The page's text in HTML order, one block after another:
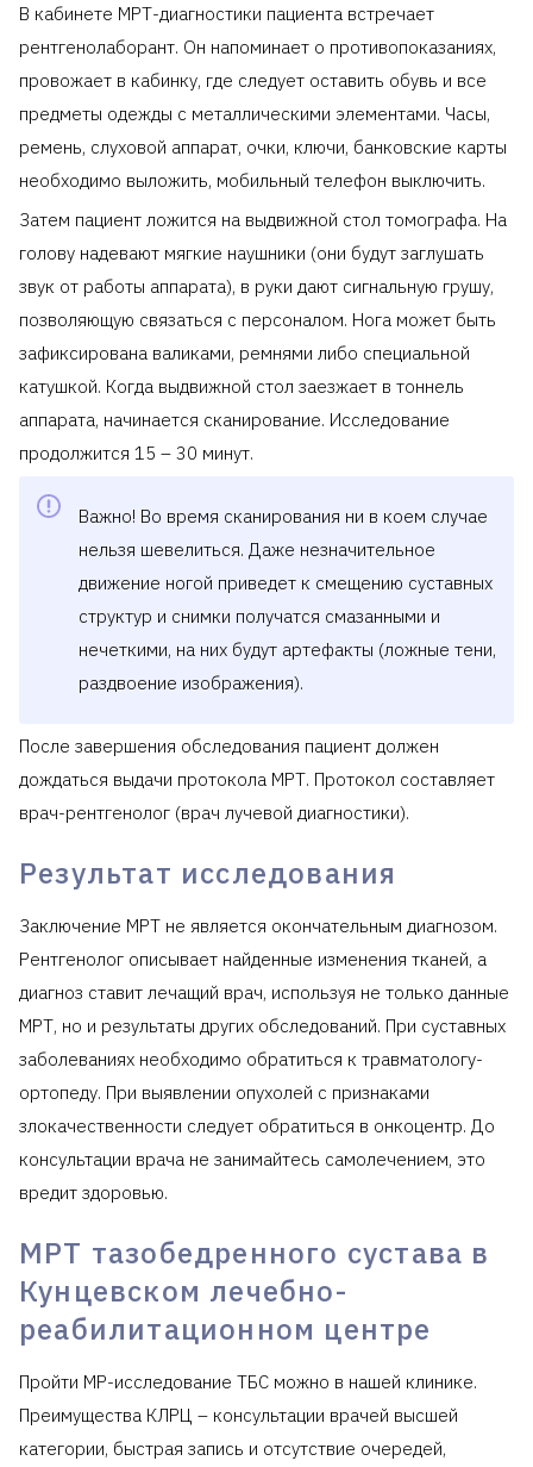
В кабинете МРТ-диагностики пациента встречает
рентгенолаборант. Он напоминает о противопоказаниях,
провожает в кабинку, где следует оставить обувь и все
предметы одежды с металлическими элементами. Часы,
ремень, слуховой аппарат, очки, ключи, банковские карты
необходимо выложить, мобильный телефон выключить.
Затем пациент ложится на выдвижной стол томографа. На
голову надевают мягкие наушники (они будут заглушать
звук от работы аппарата), в руки дают сигнальную грушу,
позволяющую связаться с персоналом. Нога может быть
зафиксирована валиками, ремнями либо специальной
катушкой. Когда выдвижной стол заезжает в тоннель
аппарата, начинается сканирование. Исследование
продолжится 15 – 30 минут.
Важно! Во время сканирования ни в коем случае
нельзя шевелиться. Даже незначительное
движение ногой приведет к смещению суставных
структур и снимки получатся смазанными и
нечеткими, на них будут артефакты (ложные тени,
раздвоение изображения).
После завершения обследования пациент должен
дождаться выдачи протокола МРТ. Протокол составляет
врач-рентгенолог (врач лучевой диагностики).
Результат исследования
Заключение МРТ не является окончательным диагнозом.
Рентгенолог описывает найденные изменения тканей, а
диагноз ставит лечащий врач, используя не только данные
МРТ, но и результаты других обследований. При суставных
заболеваниях необходимо обратиться к травматологу-
ортопеду. При выявлении опухолей с признаками
злокачественности следует обратиться в онкоцентр. До
консультации врача не занимайтесь самолечением, это
вредит здоровью.
МРТ тазобедренного сустава в
Кунцевском лечебно-
реабилитационном центре
Пройти МР-исследование ТБС можно в нашей клинике.
Преимущества КЛРЦ – консультации врачей высшей
категории, быстрая запись и отсутствие очередей,